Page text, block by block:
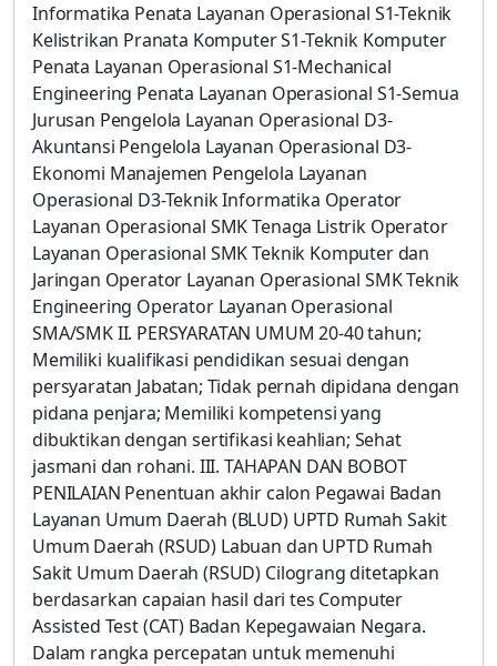
Informatika Penata Layanan Operasional S1-Teknik
Kelistrikan Pranata Komputer S1-Teknik Komputer
Penata Layanan Operasional S1-Mechanical
Engineering Penata Layanan Operasional S1-Semua
Jurusan Pengelola Layanan Operasional D3-
Akuntansi Pengelola Layanan Operasional D3-
Ekonomi Manajemen Pengelola Layanan
Operasional D3-Teknik Informatika Operator
Layanan Operasional SMK Tenaga Listrik Operator
Layanan Operasional SMK Teknik Komputer dan
Jaringan Operator Layanan Operasional SMK Teknik
Engineering Operator Layanan Operasional
SMA/SMK II. PERSYARATAN UMUM 20-40 tahun;
Memiliki kualifikasi pendidikan sesuai dengan
persyaratan Jabatan; Tidak pernah dipidana dengan
pidana penjara; Memiliki kompetensi yang
dibuktikan dengan sertifikasi keahlian; Sehat
jasmani dan rohani. III. TAHAPAN DAN BOBOT
PENILAIAN Penentuan akhir calon Pegawai Badan
Layanan Umum Daerah (BLUD) UPTD Rumah Sakit
Umum Daerah (RSUD) Labuan dan UPTD Rumah
Sakit Umum Daerah (RSUD) Cilograng ditetapkan
berdasarkan capaian hasil dari tes Computer
Assisted Test (CAT) Badan Kepegawaian Negara.
Dalam rangka percepatan untuk memenuhi